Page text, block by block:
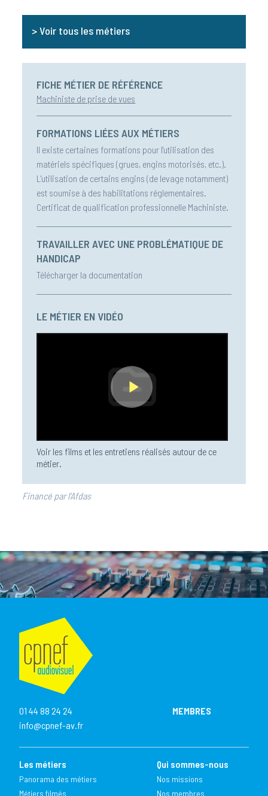
> Voir tous les métiers
FICHE MÉTIER DE RÉFÉRENCE
Machiniste de prise de vues
FORMATIONS LIÉES AUX MÉTIERS
Il existe certaines formations pour l'utilisation des
matériels spécifiques (grues, engins motorisés, etc.).
L'utilisation de certains engins (de levage notamment)
est soumise à des habilitations réglementaires.
Certificat de qualification professionnelle Machiniste.
TRAVAILLER AVEC UNE PROBLÉMATIQUE DE
HANDICAP
Télécharger la documentation
LE MÉTIER EN VIDÉO
Voir les films et les entretiens réalisés autour de ce
métier.
Financé par l'Afdas
01 44 88 24 24
info@cpnef-av.fr
MEMBRES
Les métiers
Panorama des métiers
Métiers filmés
Qui sommes-nous
Nos missions
Nos membres